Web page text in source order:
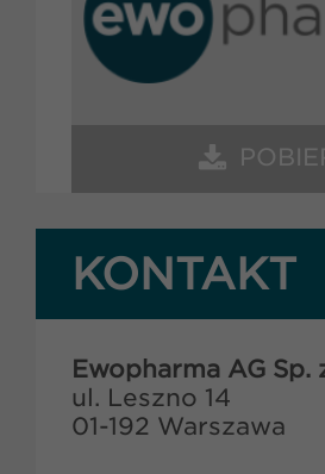
KONTAKT
Ewopharma AG Sp.
ul. Leszno 14
01-192 Warszawa